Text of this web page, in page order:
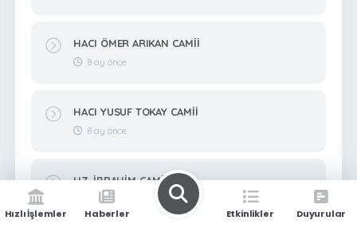
HACI ÖMER ARIKAN CAMİİ
8 ay önce
HACI YUSUF TOKAY CAMİİ
8 ay önce
HZ. İBRAHİM CAMİİ
8 ay önce
Hızlı İşlemler Haberler Etkinlikler Duyurular